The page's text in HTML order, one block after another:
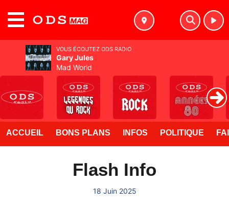
ACCUEIL BONS PLANS INFOS POLITIQUE
Flash Info
18 Juin 2025
VOUS ÉCOUTEZ ODS RADIO
Gary Jules
Mad World